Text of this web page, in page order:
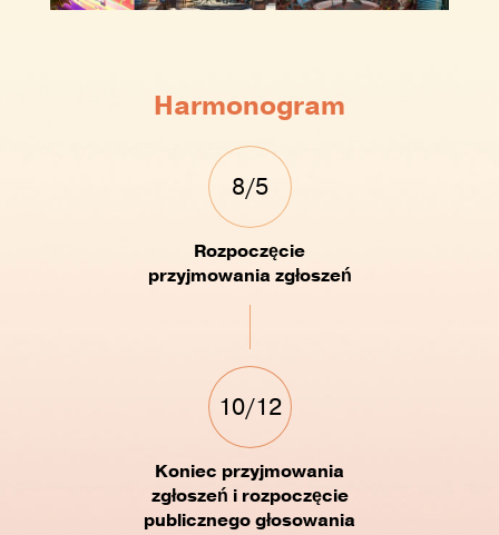
Harmonogram
8/5
Rozpoczęcie
przyjmowania zgłoszeń
10/12
Koniec przyjmowania
zgłoszeń i rozpoczęcie
publicznego głosowania